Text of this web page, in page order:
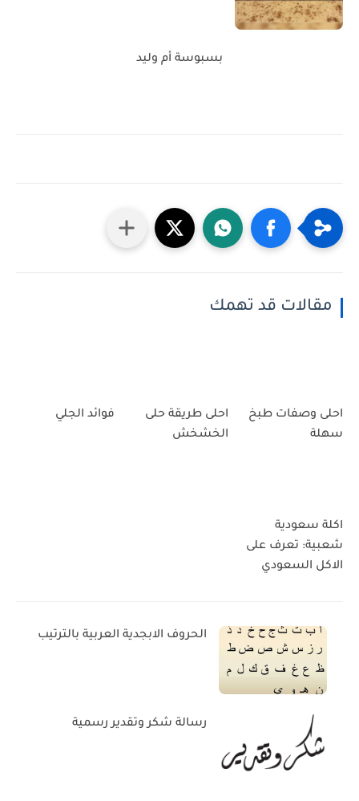
بسبوسة أم وليد
مقالات قد تهمك
احلى وصفات طبخ
سهلة
احلى طريقة حلى
الخشخش
فوائد الجلي
اكلة سعودية
شعبية: تعرف على
الاكل السعودي
الحروف الابجدية العربية بالترتيب
رسالة شكر وتقدير رسمية